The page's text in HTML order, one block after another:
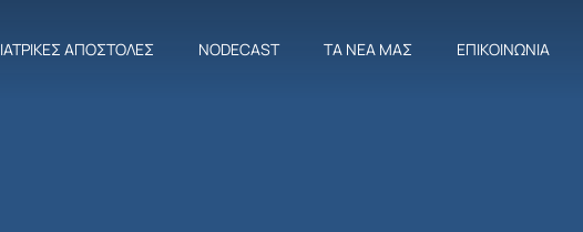
ΙΑΤΡΙΚΈΣ ΑΠΟΣΤΟΛΈΣ NODECAST ΤΑ ΝΈΑ ΜΑΣ ΕΠΙΚΟΙΝΩΝΊΑ